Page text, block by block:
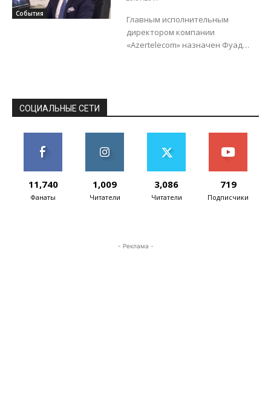
стремятся к расширению границ...
События
«Azertelecom»
Главным исполнительным
директором компании
«Azertelecom» назначен Фуад
СОЦИАЛЬНЫЕ СЕТИ
11,740
Фанаты
1,009
Читатели
3,086
Читатели
719
Подписчики
- Реклама -